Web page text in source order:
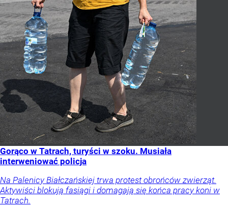
Gorąco w Tatrach, turyści w szoku. Musiała
interweniować policja
Na Palenicy Białczańskiej trwa protest obrońców zwierząt.
Aktywiści blokują fasiągi i domagają się końca pracy koni w
Tatrach.